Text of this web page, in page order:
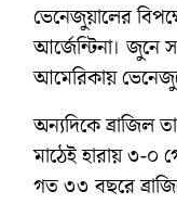
ভেনেজুয়ালের
আর্জেন্টিনা। জুনে
আমেরিকায়
অন্যদিকে ব্রাজিল
মাঠেই হারায় ৩-০
গত ৩৩ বছরে